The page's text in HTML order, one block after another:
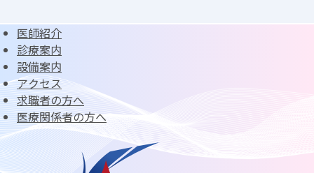
医師紹介
診療案内
設備案内
アクセス
求職者の方へ
医療関係者の方へ